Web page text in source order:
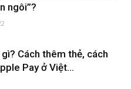
ngôi”?
Cách thêm thẻ, cách
Pay ở Việt...